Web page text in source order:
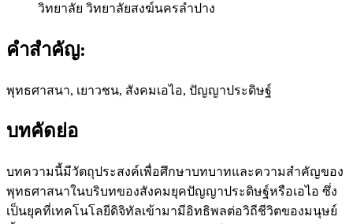
วิทยาลัย วิทยาลัยสงฆ์นครลำปาง
คำสำคัญ:
พุทธศาสนา, เยาวชน, สังคมเอไอ, ปัญญาประดิษฐ์
บทคัดย่อ
บทความนี้มีวัตถุประสงค์เพื่อศึกษาบทบาทและความสำคัญของ
พุทธศาสนาในบริบทของสังคมยุคปัญญาประดิษฐ์หรือเอไอ ซึ่ง
เป็นยุคที่เทคโนโลยีดิจิทัลเข้ามามีอิทธิพลต่อวิถีชีวิตของมนุษย์